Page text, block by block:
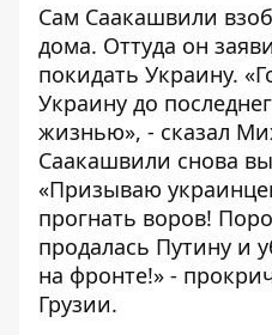
Сам Саакашвили
дома. Оттуда он
покидать Украину.
Украину до
жизнью», - сказал
Саакашвили снова
«Призываю
прогнать воров!
продалась Путину и
на фронте!» -
Грузии.